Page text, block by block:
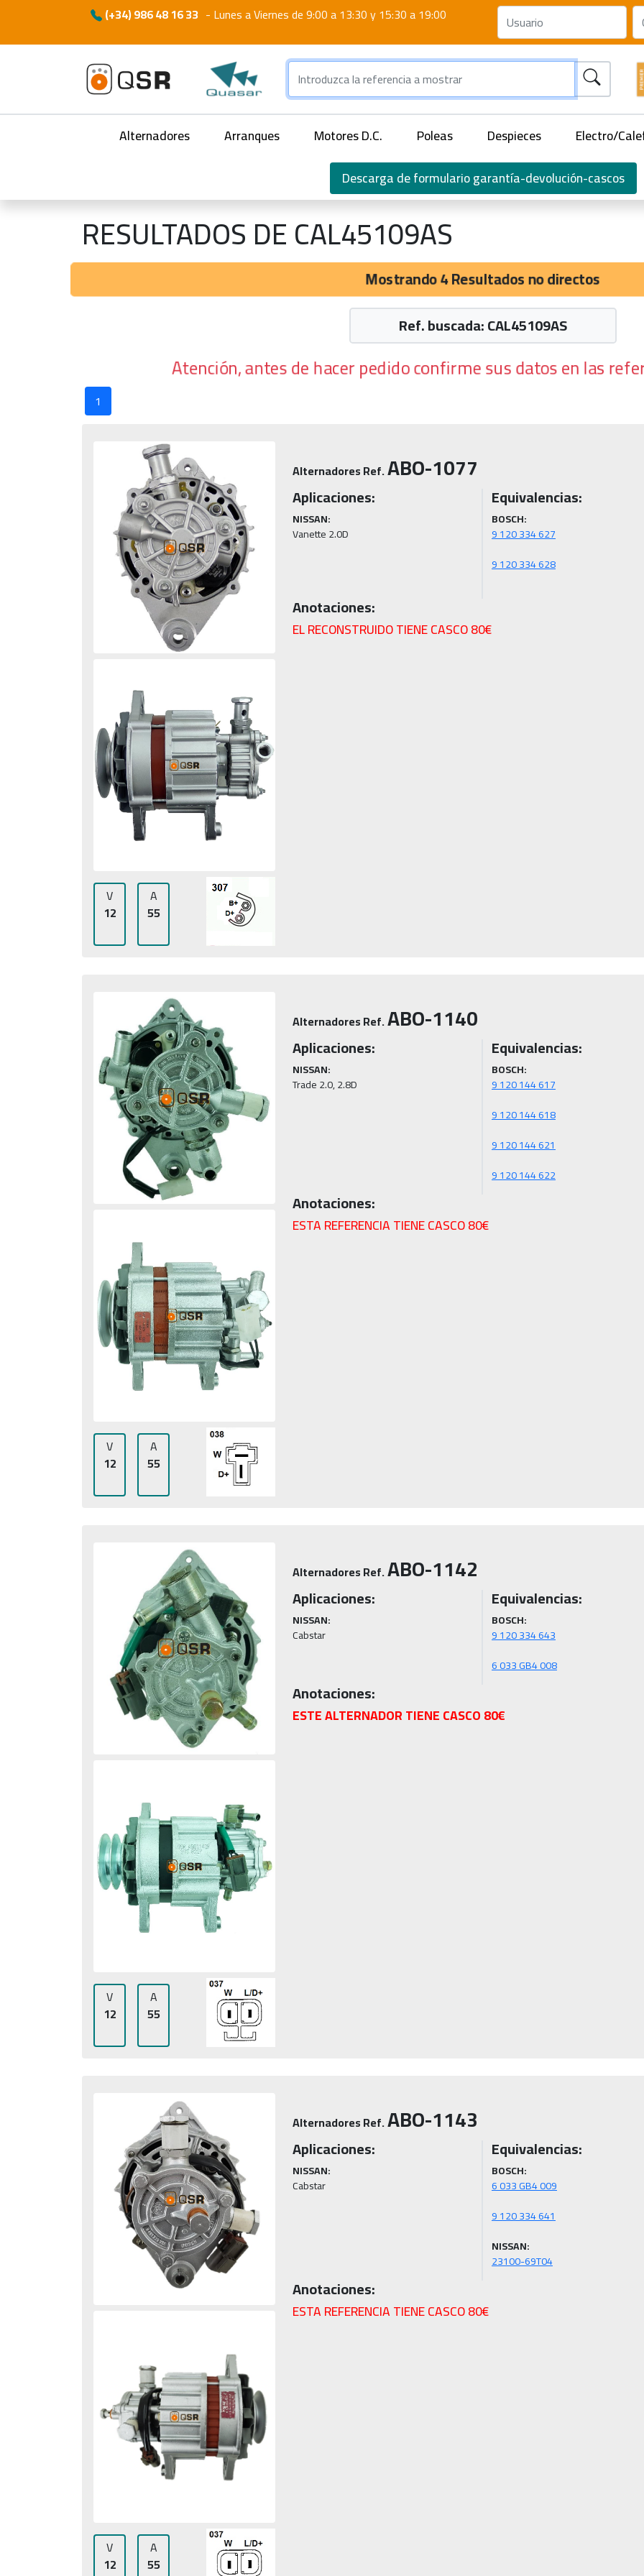
(+34) 986 48 16 33 - Lunes a Viernes de 9:00 a 13:30 y 15:30 a 19:00
Alternadores Arranques Motores D.C. Poleas Despieces Electro/
Descarga de formulario garantía-devolución-cascos
RESULTADOS DE CAL45109AS
Mostrando 4 Resultados no directos
Ref. buscada: CAL45109AS
Atención, antes de hacer pedido confirme sus datos en las
1
V
12
A
55
Alternadores Ref.ABO-1077
Aplicaciones:
NISSAN:
Vanette 2.0D
Equivalencias:
BOSCH:
9 120 334 627
9 120 334 628
Anotaciones:
EL RECONSTRUIDO TIENE CASCO 80€
V
12
A
55
Alternadores Ref.ABO-1140
Aplicaciones:
NISSAN:
Trade 2.0, 2.8D
Equivalencias:
BOSCH:
9 120 144 617
9 120 144 618
9 120 144 621
9 120 144 622
Anotaciones:
ESTA REFERENCIA TIENE CASCO 80€
V
12
A
55
Alternadores Ref.ABO-1142
Aplicaciones:
NISSAN:
Cabstar
Equivalencias:
BOSCH:
9 120 334 643
6 033 GB4 008
Anotaciones:
ESTE ALTERNADOR TIENE CASCO 80€
V
12
A
55
Alternadores Ref.ABO-1143
Aplicaciones:
NISSAN:
Cabstar
Equivalencias:
BOSCH:
6 033 GB4 009
9 120 334 641
NISSAN:
23100-69T04
Anotaciones:
ESTA REFERENCIA TIENE CASCO 80€